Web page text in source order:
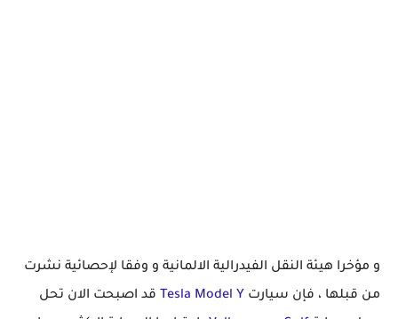
و مؤخرا هيئة النقل الفيدرالية الالمانية و وفقا لإحصائية نشرت
من قبلها ، فإن سيارت
قد اصبحت الان تحل